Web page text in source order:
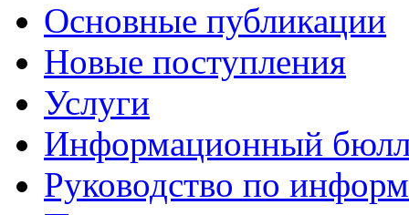
Основные публикации
Новые поступления
Услуги
Информационный
Руководство по